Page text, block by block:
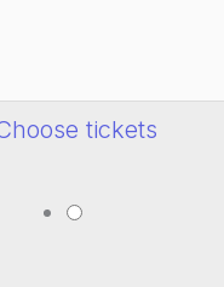
tickets